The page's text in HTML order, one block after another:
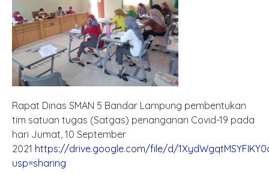
Rapat Dinas SMAN 5 Bandar Lampung pembentukan
tim satuan tugas (Satgas) penanganan Covid-19 pada
hari Jumat, 10 September
2021 https://drive.google.com/file/d/
usp=sharing